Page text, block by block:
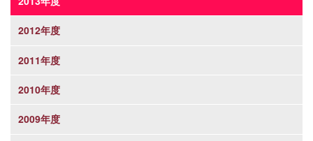
2012年度
2011年度
2010年度
2009年度